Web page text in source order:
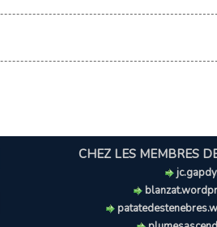
CHEZ LES MEMBRES